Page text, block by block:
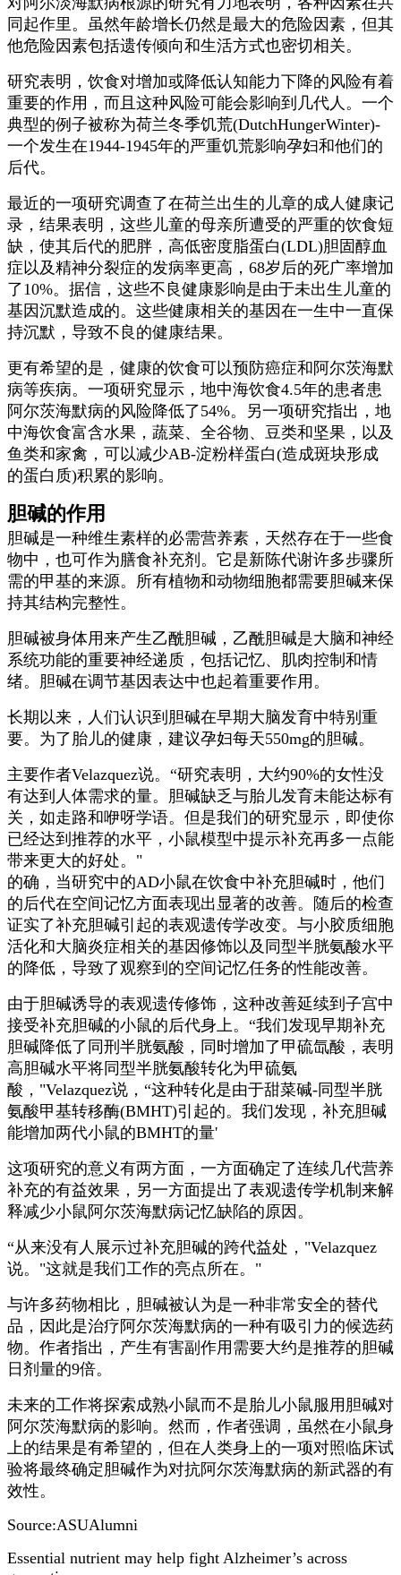
同起作里。虽然年龄增长仍然是最大的危险因素，但其
他危险因素包括遗传倾向和生活方式也密切相关。
研究表明，饮食对增加或降低认知能力下降的风险有着
重要的作用，而且这种风险可能会影响到几代人。一个
典型的例子被称为荷兰冬季饥荒(DutchHungerWinter)-
一个发生在1944-1945年的严重饥荒影响孕妇和他们的
后代。
最近的一项研究调查了在荷兰出生的儿章的成人健康记
录，结果表明，这些儿童的母亲所遭受的严重的饮食短
缺，使其后代的肥胖，高低密度脂蛋白(LDL)胆固醇血
症以及精神分裂症的发病率更高，68岁后的死广率增加
了10%。据信，这些不良健康影响是由于未出生儿童的
基因沉默造成的。这些健康相关的基因在一生中一直保
持沉默，导致不良的健康结果。
更有希望的是，健康的饮食可以预防癌症和阿尔茨海默
病等疾病。一项研究显示，地中海饮食4.5年的患者患
阿尔茨海默病的风险降低了54%。另一项研究指出，地
中海饮食富含水果，蔬菜、全谷物、豆类和坚果，以及
鱼类和家禽，可以减少AB-淀粉样蛋白(造成斑块形成
的蛋白质)积累的影响。
胆碱的作用
胆碱是一种维生素样的必需营养素，天然存在于一些食
物中，也可作为膳食补充剂。它是新陈代谢许多步骤所
需的甲基的来源。所有植物和动物细胞都需要胆碱来保
持其结构完整性。
胆碱被身体用来产生乙酰胆碱，乙酰胆碱是大脑和神经
系统功能的重要神经递质，包括记忆、肌肉控制和情
绪。胆碱在调节基因表达中也起着重要作用。
长期以来，人们认识到胆碱在早期大脑发育中特别重
要。为了胎儿的健康，建议孕妇每天550mg的胆碱。
主要作者Velazquez说。“研究表明，大约90%的女性没
有达到人体需求的量。胆碱缺乏与胎儿发育未能达标有
关，如走路和咿呀学语。但是我们的研究显示，即使你
已经达到推荐的水平，小鼠模型中提示补充再多一点能
带来更大的好处。"
的确，当研究中的AD小鼠在饮食中补充胆碱时，他们
的后代在空间记忆方面表现出显著的改善。随后的检查
证实了补充胆碱引起的表观遗传学改变。与小胶质细胞
活化和大脑炎症相关的基因修饰以及同型半胱氨酸水平
的降低，导致了观察到的空间记忆任务的性能改善。
由于胆碱诱导的表观遗传修饰，这种改善延续到子宫中
接受补充胆碱的小鼠的后代身上。“我们发现早期补充
胆碱降低了同刑半胱氨酸，同时增加了甲硫氙酸，表明
高胆碱水平将同型半胱氨酸转化为甲硫氨
酸，"Velazquez说，“这种转化是由于甜菜碱-同型半胱
氨酸甲基转移酶(BMHT)引起的。我们发现，补充胆碱
能增加两代小鼠的BMHT的量'
这项研究的意义有两方面，一方面确定了连续几代营养
补充的有益效果，另一方面提出了表观遗传学机制来解
释减少小鼠阿尔茨海默病记忆缺陷的原因。
“从来没有人展示过补充胆碱的跨代益处，"Velazquez
说。"这就是我们工作的亮点所在。"
与许多药物相比，胆碱被认为是一种非常安全的替代
品，因此是治疗阿尔茨海默病的一种有吸引力的候选药
物。作者指出，产生有害副作用需要大约是推荐的胆碱
日剂量的9倍。
未来的工作将探索成熟小鼠而不是胎儿小鼠服用胆碱对
阿尔茨海默病的影响。然而，作者强调，虽然在小鼠身
上的结果是有希望的，但在人类身上的一项对照临床试
验将最终确定胆碱作为对抗阿尔茨海默病的新武器的有
效性。
Source:ASUAlumni
Essential nutrient may help fight Alzheimer’s across